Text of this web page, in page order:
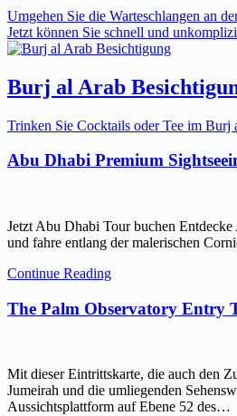
Umgehen Sie die Warteschlangen an
Jetzt können Sie schnell und
Burj al Arab
Trinken Sie Cocktails oder Tee im
Abu Dhabi Premium
Jetzt Abu Dhabi Tour buchen
und fahre entlang der malerischen
Continue Reading
The Palm Observatory Entry
Mit dieser Eintrittskarte, die auch den
Jumeirah und die umliegenden
Aussichtsplattform auf Ebene 52 des…